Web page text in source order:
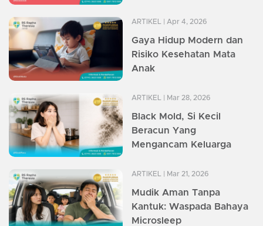
ARTIKEL | Apr 4, 2026
Gaya Hidup Modern dan
Risiko Kesehatan Mata
Anak
ARTIKEL | Mar 28, 2026
Black Mold, Si Kecil
Beracun Yang
Mengancam Keluarga
ARTIKEL | Mar 21, 2026
Mudik Aman Tanpa
Kantuk: Waspada Bahaya
Microsleep